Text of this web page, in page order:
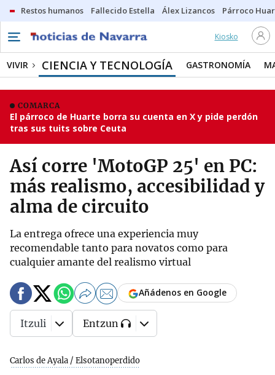
Restos humanos Fallecido Estella Álex Lizancos Párroco
Kiosko
VIVIR CIENCIA Y TECNOLOGÍA GASTRONOMÍA
COMARCA
El párroco de Huarte borra su cuenta en X y pide perdón
tras sus tuits sobre Ceuta
Así corre 'MotoGP 25' en PC:
más realismo, accesibilidad y
alma de circuito
La entrega ofrece una experiencia muy
recomendable tanto para novatos como para
cualquier amante del realismo virtual
Carlos de Ayala / Elsotanoperdido
Añádenos en Google
Itzuli Entzun